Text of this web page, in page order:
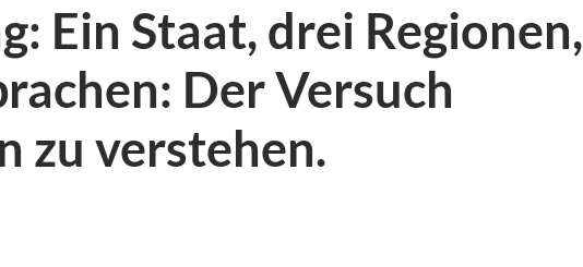
Ein Staat, drei Regionen,
Der Versuch
zu verstehen.